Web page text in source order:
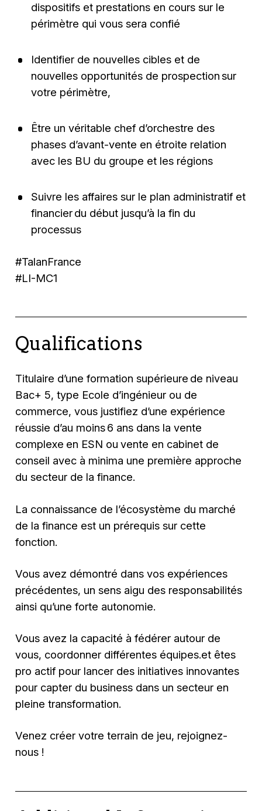
dispositifs et prestations en cours sur le
périmètre qui vous sera confié
Identifier de nouvelles cibles et de
nouvelles opportunités de prospection sur
votre périmètre,
Être un véritable chef d’orchestre des
phases d’avant-vente en étroite relation
avec les BU du groupe et les régions
Suivre les affaires sur le plan administratif et
financier du début jusqu’à la fin du
processus
#TalanFrance
#LI-MC1
Qualifications
Titulaire d’une formation supérieure de niveau
Bac+ 5, type Ecole d’ingénieur ou de
commerce, vous justifiez d’une expérience
réussie d’au moins 6 ans dans la vente
complexe en ESN ou vente en cabinet de
conseil avec à minima une première approche
du secteur de la finance.
La connaissance de l’écosystème du marché
de la finance est un prérequis sur cette
fonction.
Vous avez démontré dans vos expériences
précédentes, un sens aigu des responsabilités
ainsi qu’une forte autonomie.
Vous avez la capacité à fédérer autour de
vous, coordonner différentes équipes.et êtes
pro actif pour lancer des initiatives innovantes
pour capter du business dans un secteur en
pleine transformation.
Venez créer votre terrain de jeu, rejoignez-
nous !